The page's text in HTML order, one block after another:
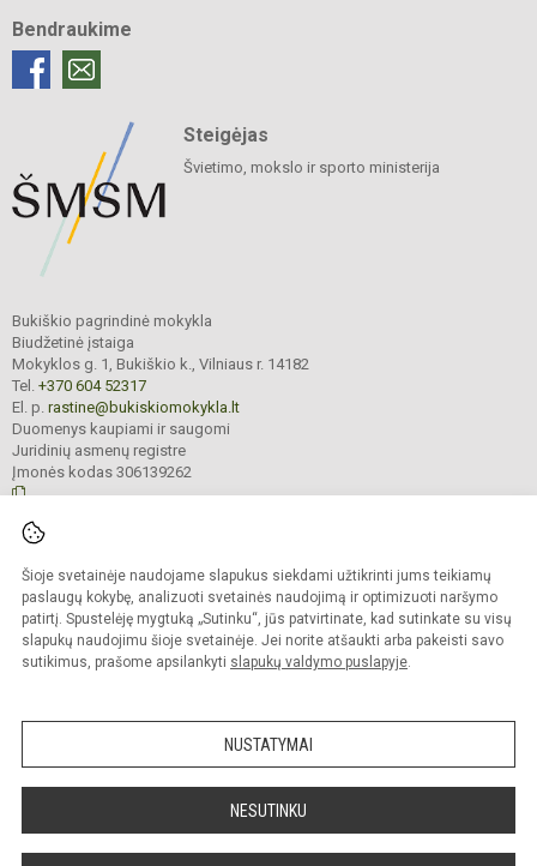
Šioje svetainėje naudojame slapukus siekdami užtikrinti jums teikiamų
paslaugų kokybę, analizuoti svetainės naudojimą ir optimizuoti naršymo
patirtį. Spustelėję mygtuką „Sutinku“, jūs patvirtinate, kad sutinkate su visų
slapukų naudojimu šioje svetainėje. Jei norite atšaukti arba pakeisti savo
sutikimus, prašome apsilankyti slapukų valdymo puslapyje.
NUSTATYMAI
NESUTINKU
Bendraukime
Steigėjas
Švietimo, mokslo ir sporto ministerija
Bukiškio pagrindinė mokykla
Biudžetinė įstaiga
Mokyklos g. 1, Bukiškio k., Vilniaus r. 14182
Tel. +370 604 52317
El. p. rastine@bukiskiomokykla.lt
Duomenys kaupiami ir saugomi
Juridinių asmenų registre
Įmonės kodas 306139262
Kopijuoti turinį be raštiško Bukiškio pagrindinės mokyklos administracijos
sutikimo griežtai draudžiama.
Prieinamumo paraiška Slapukų valdymas
Sumanus būdas atnaujinti